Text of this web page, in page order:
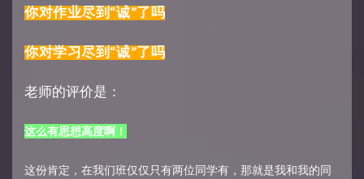
你对作业尽到“诚”了吗
你对学习尽到“诚”了吗
老师的评价是：
这么有思想高度啊！
这份肯定，在我们班仅仅只有两位同学有，那就是我和我的同